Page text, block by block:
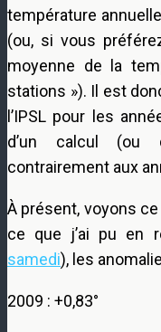
température
(ou, si vous
moyenne de la
stations »). Il est
l’IPSL pour les
d’un calcul (ou
contrairement aux
À présent, voyons
ce que j’ai pu en
samedi), les
2009 : +0,83°